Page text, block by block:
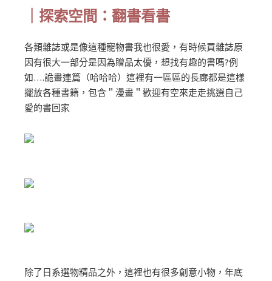
｜探索空間：翻書看書
各類雜誌或是像這種寵物書我也很愛，有時候買雜誌原
因有很大一部分是因為贈品太優，想找有趣的書嗎?例
如….詭畫連篇（哈哈哈）這裡有一區區的長廊都是這樣
擺放各種書籍，包含＂漫畫＂歡迎有空來走走挑選自己
愛的書回家
除了日系選物精品之外，這裡也有很多創意小物，年底